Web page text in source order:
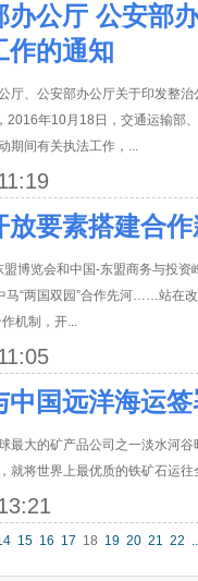
办公厅 公安部
作的通知
厅、公安部办公厅关于印发整
2016年10月18日，交通运输部
期间有关执法工作，...
放要素搭建合
博览会和中国-东盟商务与投
马“两国双园”合作先河……站在
机制，开...
中国远洋海运
最大的矿产品公司之一淡水河
就将世界上最优质的铁矿石运往
15 16 17 18 19 20 21 22